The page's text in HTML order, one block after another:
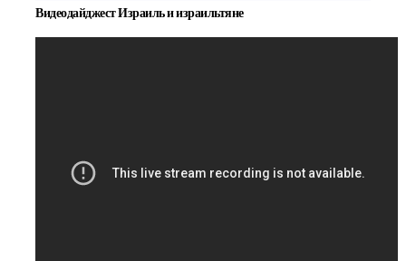
Видеодайджест Израиль и израильтяне